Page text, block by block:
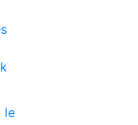
le